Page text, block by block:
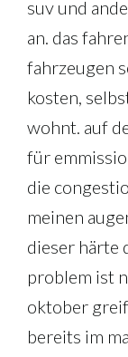
suv und
an. das
fahrzeugen
kosten,
wohnt. auf
für
die
meinen
dieser härte
problem ist
oktober
bereits im